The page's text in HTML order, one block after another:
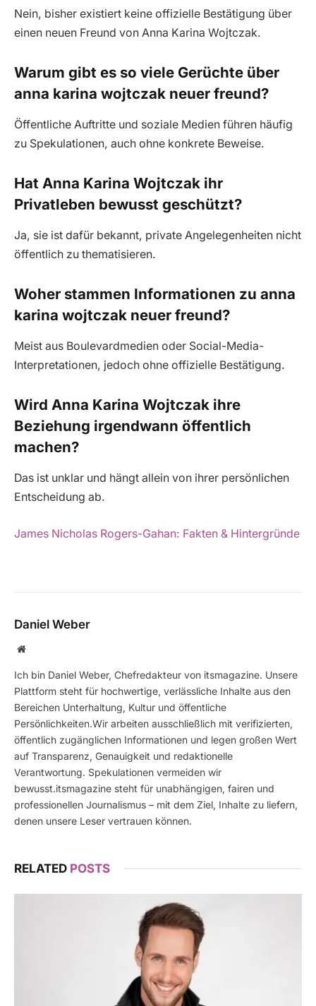
Nein, bisher existiert keine offizielle Bestätigung über
einen neuen Freund von Anna Karina Wojtczak.
Warum gibt es so viele Gerüchte über
anna karina wojtczak neuer freund?
Öffentliche Auftritte und soziale Medien führen häufig
zu Spekulationen, auch ohne konkrete Beweise.
Hat Anna Karina Wojtczak ihr
Privatleben bewusst geschützt?
Ja, sie ist dafür bekannt, private Angelegenheiten nicht
öffentlich zu thematisieren.
Woher stammen Informationen zu anna
karina wojtczak neuer freund?
Meist aus Boulevardmedien oder Social-Media-
Interpretationen, jedoch ohne offizielle Bestätigung.
Wird Anna Karina Wojtczak ihre
Beziehung irgendwann öffentlich
machen?
Das ist unklar und hängt allein von ihrer persönlichen
Entscheidung ab.
James Nicholas Rogers-Gahan: Fakten & Hintergründe
Daniel Weber
Website
Ich bin Daniel Weber, Chefredakteur von itsmagazine. Unsere
Plattform steht für hochwertige, verlässliche Inhalte aus den
Bereichen Unterhaltung, Kultur und öffentliche
Persönlichkeiten.Wir arbeiten ausschließlich mit verifizierten,
öffentlich zugänglichen Informationen und legen großen Wert
auf Transparenz, Genauigkeit und redaktionelle
Verantwortung. Spekulationen vermeiden wir
bewusst.itsmagazine steht für unabhängigen, fairen und
professionellen Journalismus – mit dem Ziel, Inhalte zu liefern,
denen unsere Leser vertrauen können.
RELATED POSTS